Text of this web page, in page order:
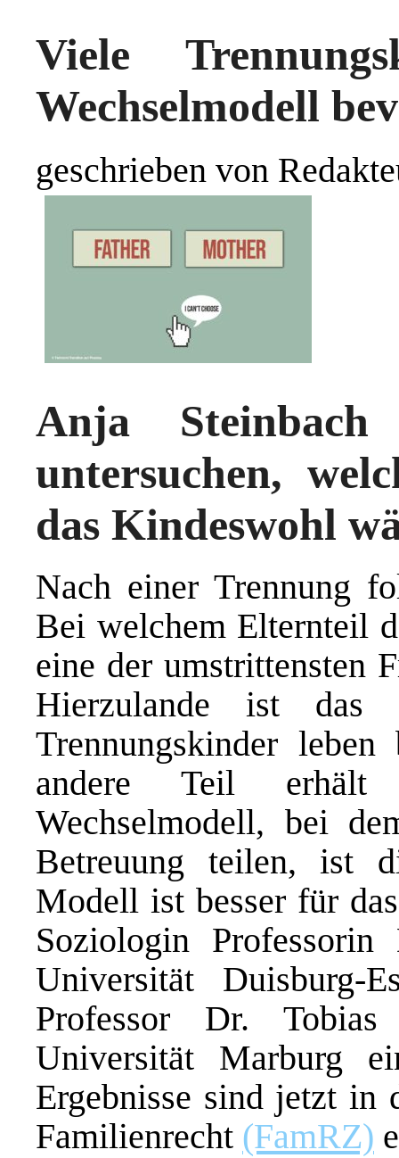
Viele
Wechselmodell
geschrieben von
Anja
untersuchen,
das Kindeswohl
Nach einer Trennung
Bei welchem Elternteil
eine der umstrittensten
Hierzulande ist das
Trennungskinder
andere Teil erhält
Wechselmodell, bei
Betreuung teilen, ist
Modell ist besser für
Soziologin
Universität
Professor Dr.
Universität Marburg
Ergebnisse sind jetzt in
Familienrecht (FamRZ)